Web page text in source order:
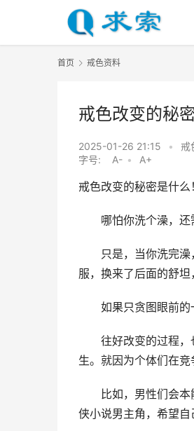
首页 戒色资料
戒色改变的秘
2025-01-26 21:15 • 戒
字号:
A- • A+
戒色改变的秘密是什么
哪怕你洗个澡，还需
只是，当你洗完澡
服，换来了后面的舒坦
如果只贪图眼前的一
往好改变的过程，也
生。就因为个体们在竞
比如，男性们会本能
侠小说男主角，希望自